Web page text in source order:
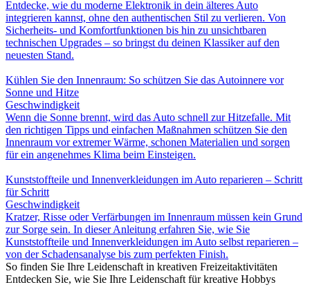
Entdecke, wie du moderne Elektronik in dein älteres Auto
integrieren kannst, ohne den authentischen Stil zu verlieren. Von
Sicherheits- und Komfortfunktionen bis hin zu unsichtbaren
technischen Upgrades – so bringst du deinen Klassiker auf den
neuesten Stand.
Kühlen Sie den Innenraum: So schützen Sie das Autoinnere vor
Sonne und Hitze
Geschwindigkeit
Wenn die Sonne brennt, wird das Auto schnell zur Hitzefalle. Mit
den richtigen Tipps und einfachen Maßnahmen schützen Sie den
Innenraum vor extremer Wärme, schonen Materialien und sorgen
für ein angenehmes Klima beim Einsteigen.
Kunststoffteile und Innenverkleidungen im Auto reparieren – Schritt
für Schritt
Geschwindigkeit
Kratzer, Risse oder Verfärbungen im Innenraum müssen kein Grund
zur Sorge sein. In dieser Anleitung erfahren Sie, wie Sie
Kunststoffteile und Innenverkleidungen im Auto selbst reparieren –
von der Schadensanalyse bis zum perfekten Finish.
So finden Sie Ihre Leidenschaft in kreativen Freizeitaktivitäten
Entdecken Sie, wie Sie Ihre Leidenschaft für kreative Hobbys